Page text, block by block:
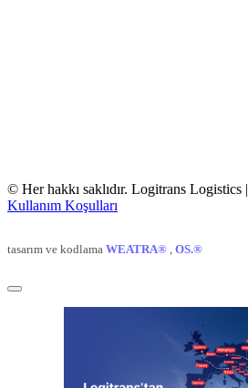
© Her hakkı saklıdır. Logitrans Logistics |
Kullanım Koşulları
tasarım ve kodlama WEATRA® , OS.®